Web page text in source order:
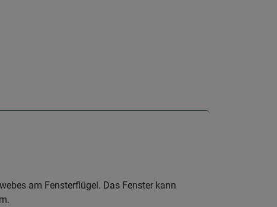
am Fensterflügel. Das Fenster kann